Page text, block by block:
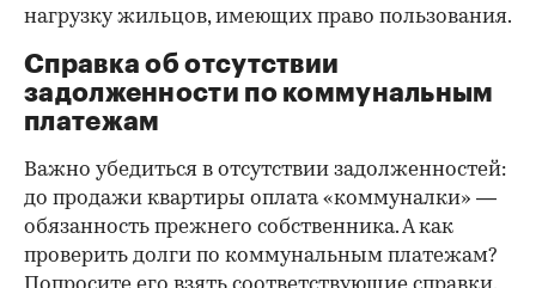
нагрузку жильцов, имеющих право пользования.
Справка об отсутствии
задолженности по коммунальным
платежам
Важно убедиться в отсутствии задолженностей:
до продажи квартиры оплата «коммуналки» —
обязанность прежнего собственника. А как
проверить долги по коммунальным платежам?